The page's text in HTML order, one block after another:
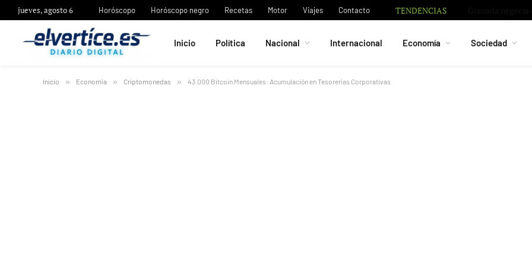
jueves, agosto 6 Horóscopo Horóscopo negro Recetas Motor Viajes Contacto TENDENCIAS
Inicio Política Nacional Internacional Economía Sociedad
Inicio » Economía » Criptomonedas » 43.000 Bitcoin Mensuales: Acumulación en Tesorerías Corporativas